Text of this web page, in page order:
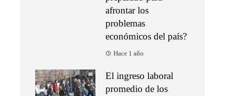
afrontar los
problemas
económicos del país?
Hace 1 año
El ingreso laboral
promedio de los